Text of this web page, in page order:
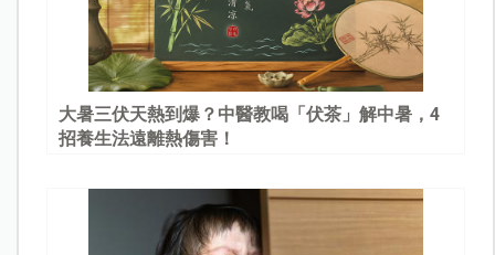
大暑三伏天熱到爆？中醫教喝「伏茶」解中暑，4
招養生法遠離熱傷害！